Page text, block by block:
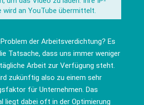
wird an YouTube übermittelt.
der Arbeitsverdichtung? Es
Tatsache, dass uns immer weniger
Arbeit zur Verfügung steht.
zukünftig also zu einem sehr
für Unternehmen. Das
liegt dabei oft in der Optimierung